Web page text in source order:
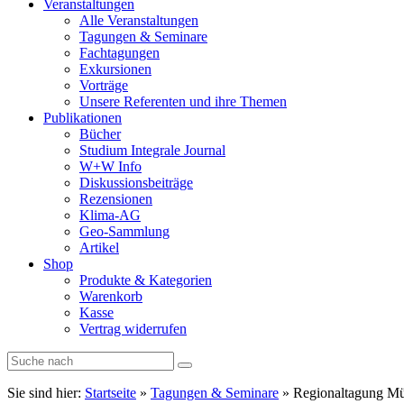
Veranstaltungen
Alle Veranstaltungen
Tagungen & Seminare
Fachtagungen
Exkursionen
Vorträge
Unsere Referenten und ihre Themen
Publikationen
Bücher
Studium Integrale Journal
W+W Info
Diskussionsbeiträge
Rezensionen
Klima-AG
Geo-Sammlung
Artikel
Shop
Produkte & Kategorien
Warenkorb
Kasse
Vertrag widerrufen
Sie sind hier: Startseite » Tagungen & Seminare » Regionaltagung